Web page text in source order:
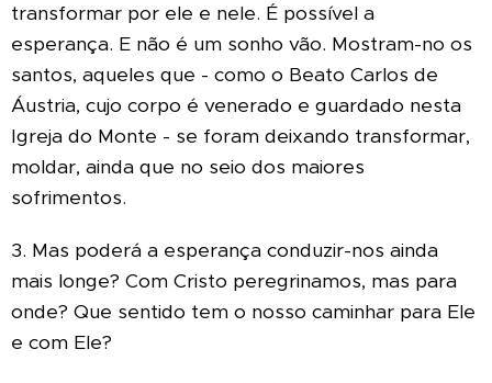
transformar por ele e nele. É possível a
esperança. E não é um sonho vão. Mostram-no os
santos, aqueles que - como o Beato Carlos de
Áustria, cujo corpo é venerado e guardado nesta
Igreja do Monte - se foram deixando transformar,
moldar, ainda que no seio dos maiores
sofrimentos.
3. Mas poderá a esperança conduzir-nos ainda
mais longe? Com Cristo peregrinamos, mas para
onde? Que sentido tem o nosso caminhar para Ele
e com Ele?